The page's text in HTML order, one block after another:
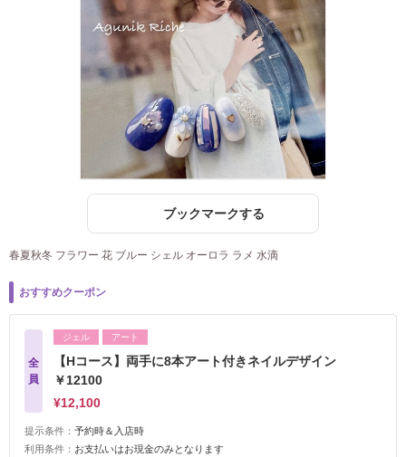
ブックマークする
春夏秋冬 フラワー 花 ブルー シェル オーロラ ラメ 水滴
おすすめクーポン
全
員
ジェル アート
【Hコース】両手に8本アート付きネイルデザイン
￥12100
¥12,100
提示条件： 予約時＆入店時
利用条件： お支払いはお現金のみとなります